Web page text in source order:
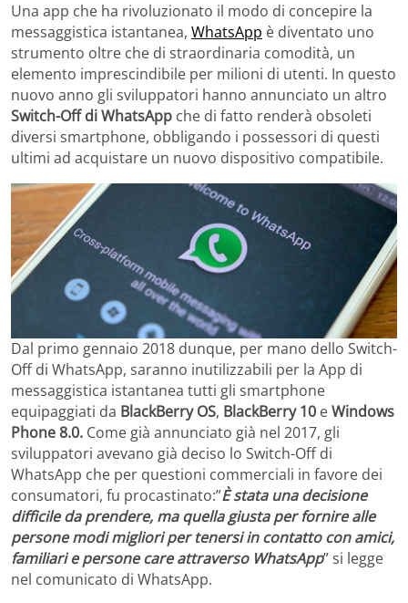
Una app che ha rivoluzionato il modo di concepire la
messaggistica istantanea, WhatsApp è diventato uno
strumento oltre che di straordinaria comodità, un
elemento imprescindibile per milioni di utenti. In questo
nuovo anno gli sviluppatori hanno annunciato un altro
Switch-Off di WhatsApp che di fatto renderà obsoleti
diversi smartphone, obbligando i possessori di questi
ultimi ad acquistare un nuovo dispositivo compatibile.
Dal primo gennaio 2018 dunque, per mano dello Switch-
Off di WhatsApp, saranno inutilizzabili per la App di
messaggistica istantanea tutti gli smartphone
equipaggiati da BlackBerry OS, BlackBerry 10 eWindows
Phone 8.0. Come già annunciato già nel 2017, gli
sviluppatori avevano già deciso lo Switch-Off di
WhatsApp che per questioni commerciali in favore dei
consumatori, fu procastinato:”È stata una decisione
difficile da prendere, ma quella giusta per fornire alle
persone modi migliori per tenersi in contatto con amici,
familiari e persone care attraverso WhatsApp” si legge
nel comunicato di WhatsApp.